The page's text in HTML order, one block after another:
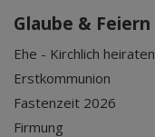
Glaube & Feiern
Ehe - Kirchlich heiraten
Erstkommunion
Fastenzeit 2026
Firmung